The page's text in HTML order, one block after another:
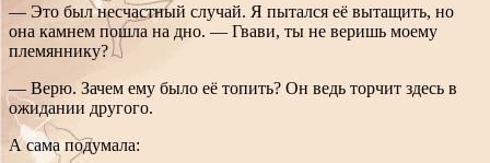
— Это был несчастный случай. Я пытался её вытащить, но
она камнем пошла на дно. — Гвави, ты не веришь моему
племяннику?
— Верю. Зачем ему было её топить? Он ведь торчит здесь в
ожидании другого.
А сама подумала: